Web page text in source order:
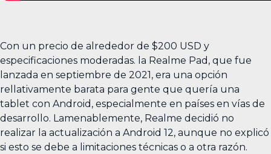
Con un precio de alrededor de $200 USD y
especificaciones moderadas. la Realme Pad, que fue
lanzada en septiembre de 2021, era una opción
rellativamente barata para gente que quería una
tablet con Android, especialmente en países en vías de
desarrollo. Lamenablemente, Realme decidió no
realizar la actualización a Android 12, aunque no explicó
si esto se debe a limitaciones técnicas o a otra razón.